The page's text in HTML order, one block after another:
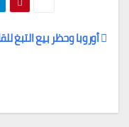
أوروبا وحظر بيع التبغ